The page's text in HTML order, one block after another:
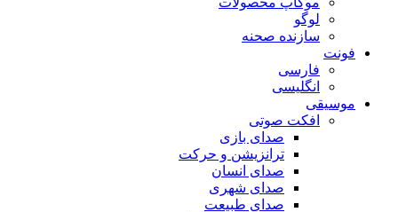
لوگو
سازنده صحنه
فونت
فارسی
انگلیسی
موسیقی
افکت صوتی
صدای بازی
ترانزیشن و حرکت
صدای انسان
صدای شهری
صدای طبیعت